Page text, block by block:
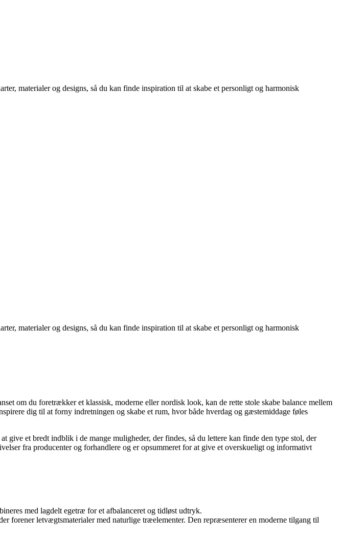
materialer og designs, så du kan finde inspiration til at skabe et personligt og harmonisk
materialer og designs, så du kan finde inspiration til at skabe et personligt og harmonisk
om du foretrækker et klassisk, moderne eller nordisk look, kan de rette stole skabe balance mellem
dig til at forny indretningen og skabe et rum, hvor både hverdag og gæstemiddage føles
give et bredt indblik i de mange muligheder, der findes, så du lettere kan finde den type stol, der
fra producenter og forhandlere og er opsummeret for at give et overskueligt og informativt
med lagdelt egetræ for et afbalanceret og tidløst udtryk.
forener letvægtsmaterialer med naturlige træelementer. Den repræsenterer en moderne tilgang til